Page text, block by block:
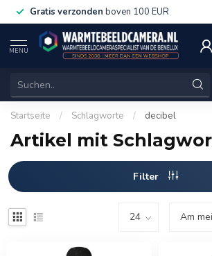
Gratis verzonden boven 100 EUR
MENU
Startseite / Schlagworte / decibel
Artikel mit
Filter